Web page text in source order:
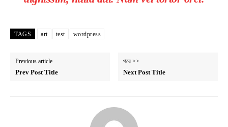
TAGS art test wordpress
Previous article
Prev Post Title
পরে >>
Next Post Title